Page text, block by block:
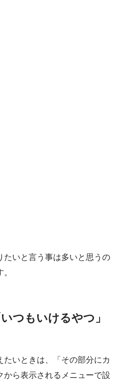
たいと言う事は多いと思うの
つもいけるやつ」
いときは、「その部分にカ
から表示されるメニューで設